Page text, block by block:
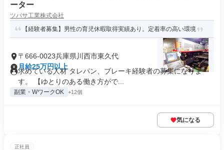
ーター
ツバサ工業株式会社
【経験者募集】男性の育児休暇取得実績あり。定着率の高い環境
〒666-0023兵庫県川西市東久代
月給25万円以上
求めている人材 タレパン、ブレーキ経験者の募集になりま
す。 【ゆとりのある働き方がで...
副業・WワークOK +12個
気になる
正社員